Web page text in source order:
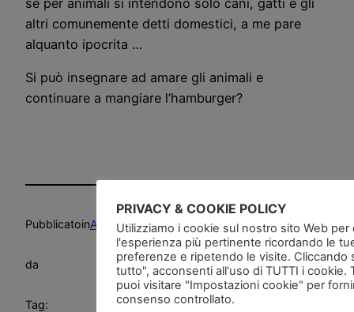
altri comunemente detti domestici, a me pare
alquanto ipocrita …
Si può insegnare ad amare gli animali e
continuare a mangiare l’hamburger?
PubblicatoinAnimali, Deliri, Etica, News and go
da
Tag:
PRIVACY & COOKIE POLICY
Utilizziamo i cookie sul nostro sito Web per
l'esperienza più pertinente ricordando le
preferenze e ripetendo le visite. Cliccando
tutto", acconsenti all'uso di TUTTI i cookie.
puoi visitare "Impostazioni cookie" per
consenso controllato.